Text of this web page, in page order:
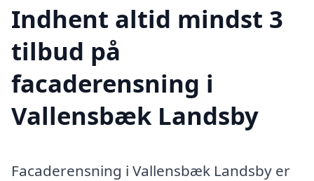
Indhent altid mindst 3
tilbud på
facaderensning i
Vallensbæk Landsby
Facaderensning i Vallensbæk Landsby er